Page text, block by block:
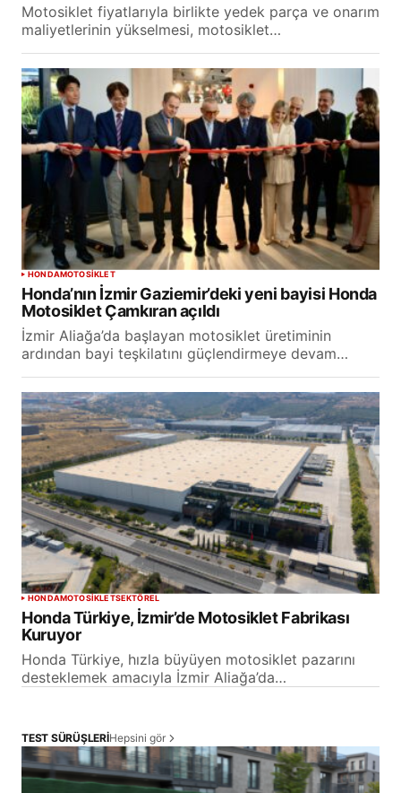
Motosiklet fiyatlarıyla birlikte yedek parça ve onarım
maliyetlerinin yükselmesi, motosiklet…
HONDAMOTOSİKLET
Honda’nın İzmir Gaziemir’deki yeni bayisi Honda
Motosiklet Çamkıran açıldı
İzmir Aliağa’da başlayan motosiklet üretiminin
ardından bayi teşkilatını güçlendirmeye devam…
HONDAMOTOSİKLETSEKTÖREL
Honda Türkiye, İzmir’de Motosiklet Fabrikası
Kuruyor
Honda Türkiye, hızla büyüyen motosiklet pazarını
desteklemek amacıyla İzmir Aliağa’da…
TEST SÜRÜŞLERİHepsini gör